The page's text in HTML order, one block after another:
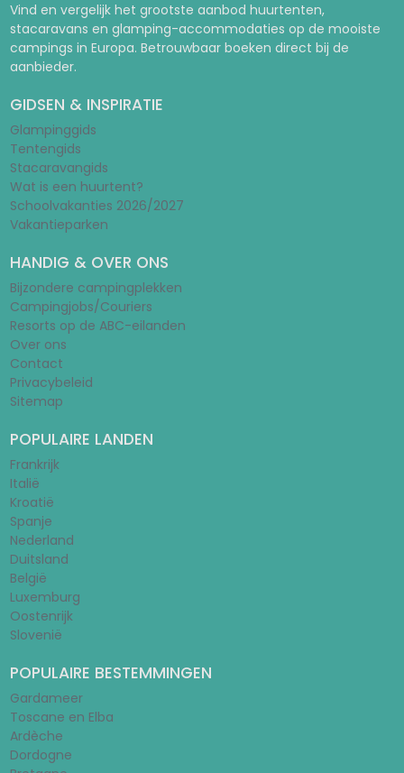
Vind en vergelijk het grootste aanbod huurtenten,
stacaravans en glamping-accommodaties op de mooiste
campings in Europa. Betrouwbaar boeken direct bij de
aanbieder.
GIDSEN & INSPIRATIE
Glampinggids
Tentengids
Stacaravangids
Wat is een huurtent?
Schoolvakanties 2026/2027
Vakantieparken
HANDIG & OVER ONS
Bijzondere campingplekken
Campingjobs/Couriers
Resorts op de ABC-eilanden
Over ons
Contact
Privacybeleid
Sitemap
POPULAIRE LANDEN
Frankrijk
Italië
Kroatië
Spanje
Nederland
Duitsland
België
Luxemburg
Oostenrijk
Slovenië
POPULAIRE BESTEMMINGEN
Gardameer
Toscane en Elba
Ardèche
Dordogne